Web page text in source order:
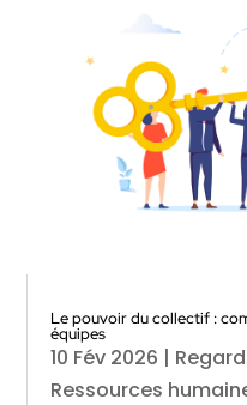
Le pouvoir du collectif :
équipes
10 Fév 2026 |
Ressources